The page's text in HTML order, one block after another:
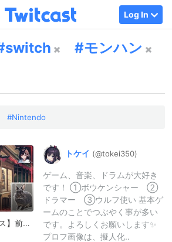
Log In
switch モンハン
Nintendo
【モンハンダブルクロス】前回のスマブラ配信で、多くの方を不快にさせてしまったと思います。本当にすみませんでした。
トケイ (@tokei350)
ゲーム、音楽、ドラムが大好き
です！ ①ボウケンシャー ②
ドラマー ③ウルフ使い 基本ゲ
ームのことでつぶやく事が多い
です。よろしくお願いします✨
プロフ画像は、擬人化..